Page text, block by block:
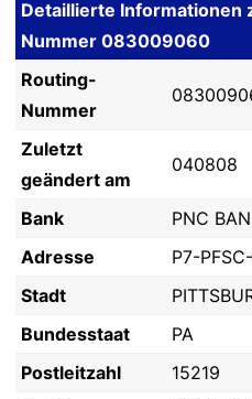
Detaillierte Informationen
Nummer 083009060
Routing-
Nummer
Zuletzt
geändert am
040808
Bank
PNC
Adresse
P7-
Stadt
Bundesstaat
PA
Postleitzahl
15219